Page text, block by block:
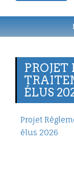
PROJET
ÉLUS
Projet
élus 2026